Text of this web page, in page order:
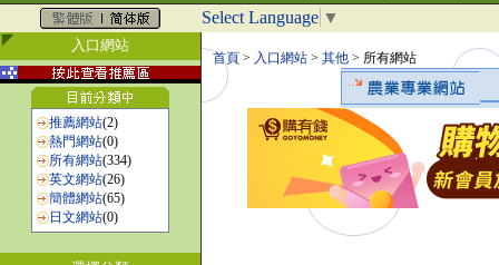
Select Language ▼
入口網站
推薦網站(2)
熱門網站(0)
所有網站(334)
英文網站(26)
簡體網站(65)
日文網站(0)
首頁 > 入口網站 > 其他 > 所有網站